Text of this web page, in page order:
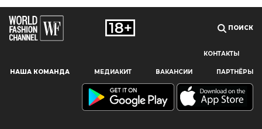
Наш сайт использует файлы cookie и похожие технологии,
пользователям, предоставляя персонализированную
информацию, запоминая предпочтения в области
ПОИСК
КОНТАКТЫ
НАША КОМАНДА МЕДИАКИТ ВАКАНСИИ ПАРТНЁРЫ